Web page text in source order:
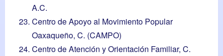
A.C.
Centro de Apoyo al Movimiento Popular
Oaxaqueño, C. (CAMPO)
Centro de Atención y Orientación Familiar, C.